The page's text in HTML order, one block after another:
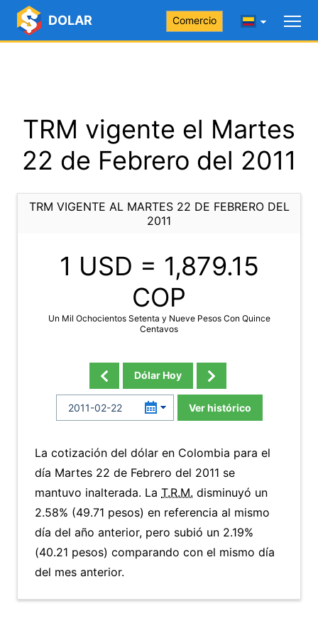
DOLAR Comercio
TRM vigente el Martes
22 de Febrero del 2011
TRM VIGENTE AL MARTES 22 DE FEBRERO DEL
2011
1 USD = 1,879.15
COP
Un Mil Ochocientos Setenta y Nueve Pesos Con Quince
Centavos
Dólar Hoy
Ver histórico
La cotización del dólar en Colombia para el
día Martes 22 de Febrero del 2011 se
mantuvo inalterada. La T.R.M. disminuyó un
2.58% (49.71 pesos) en referencia al mismo
día del año anterior, pero subió un 2.19%
(40.21 pesos) comparando con el mismo día
del mes anterior.